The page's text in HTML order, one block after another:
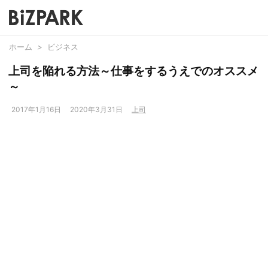
ホーム > ビジネス
上司を陥れる方法～仕事をするうえでのオススメ
～
2017年1月16日 2020年3月31日 上司